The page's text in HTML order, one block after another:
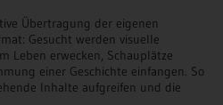
Übertragung der eigenen
Gesucht werden visuelle
Leben erwecken, Schauplätze
einer Geschichte einfangen. So
Inhalte aufgreifen und die